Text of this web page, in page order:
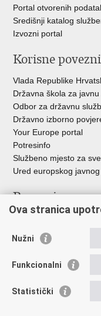
Portal otvorenih
Središnji katalog
Izvozni portal
Korisne
Vlada Republike
Državna škola za
Odbor za državnu
Državno izborno
Your Europe portal
Potresinfo
Službeno mjesto za
Ured europskog
Poveznice
Državno odvjetništvo
Ured za suzbijanje
Državnoodvjetničko
Hrvatska odvjetnička
Ova stranica
Nužni
Funkcionalni
Statistički